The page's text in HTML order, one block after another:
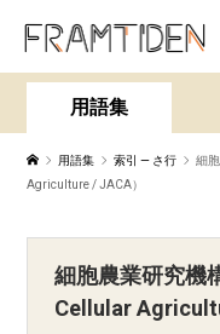
用語集
用語集 索引 — さ行
細
Agriculture / JACA）
細胞農業研究機
Cellular